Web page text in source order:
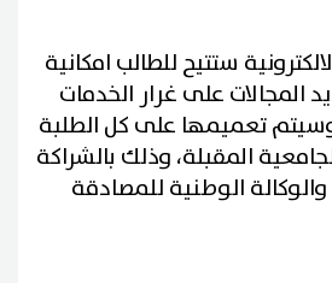
ستتيح للطالب امكانية
المجالات على غرار الخدمات
وسيتم تعميمها على كل الطلبة
المقبلة، وذلك بالشراكة
الوطنية للمصادقة